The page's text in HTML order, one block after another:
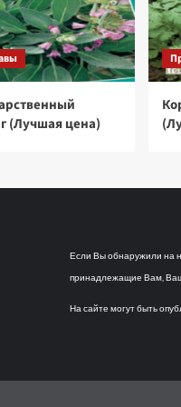
(Лучшая цена)
Если Вы обнаружили на
принадлежащие Вам,
На сайте могут быть